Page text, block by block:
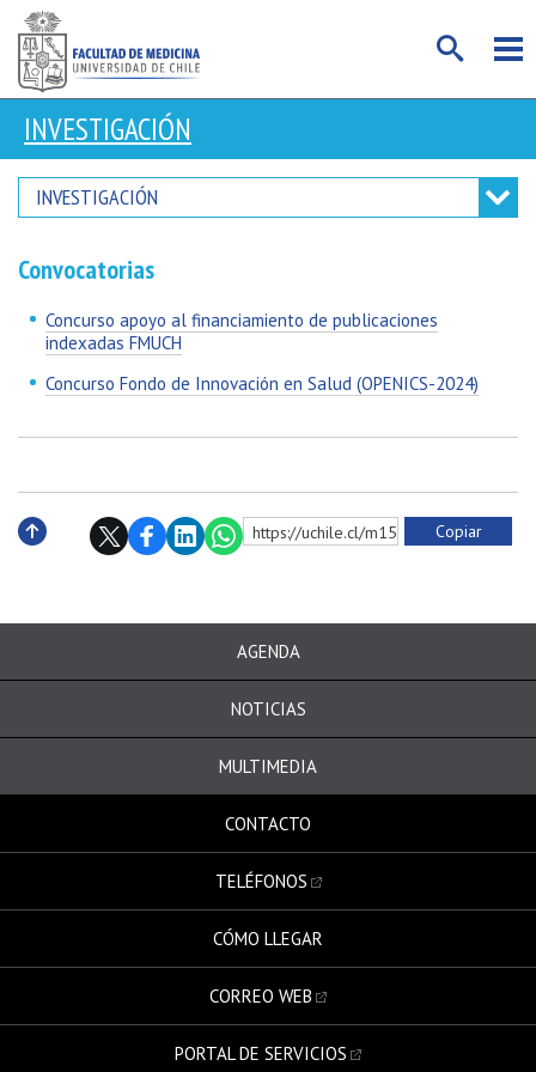
INVESTIGACIÓN
INVESTIGACIÓN
Convocatorias
Concurso apoyo al financiamiento de publicaciones
indexadas FMUCH
Concurso Fondo de Innovación en Salud (OPENICS-2024)
https://uchile.cl/m154715 Copiar
AGENDA
NOTICIAS
MULTIMEDIA
CONTACTO
TELÉFONOS
CÓMO LLEGAR
CORREO WEB
PORTAL DE SERVICIOS